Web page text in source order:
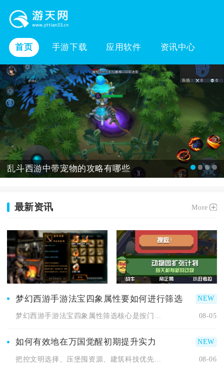
首页 手游下载 应用软件 资讯中心
乱斗西游中带宠物的攻略有哪些
最新资讯 More
梦幻西游手游法宝四象属性要如何进行筛选
08-05
如何有效地在万国觉醒初期提升实力
08-06